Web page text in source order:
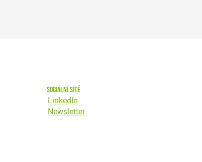
sociální sítě
LinkedIn
Newsletter